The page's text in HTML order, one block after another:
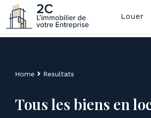
Louer
Home Resultats
Tous les biens en